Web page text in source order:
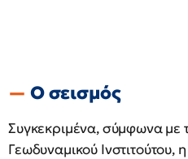
Ο σεισμός
Συγκεκριμένα, σύμφωνα με
Γεωδυναμικού Ινστιτούτου,